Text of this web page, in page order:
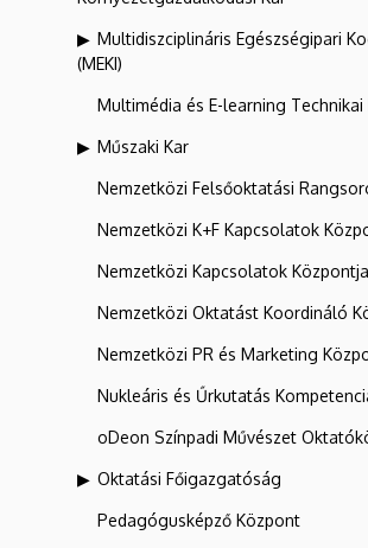
Multidiszciplináris Egészségipari
(MEKI)
Multimédia és E-learning Technikai
Műszaki Kar
Nemzetközi Felsőoktatási
Nemzetközi K+F Kapcsolatok
Nemzetközi Kapcsolatok Központja
Nemzetközi Oktatást Koordináló
Nemzetközi PR és Marketing
Nukleáris és Űrkutatás
oDeon Színpadi Művészet
Oktatási Főigazgatóság
Pedagógusképző Központ